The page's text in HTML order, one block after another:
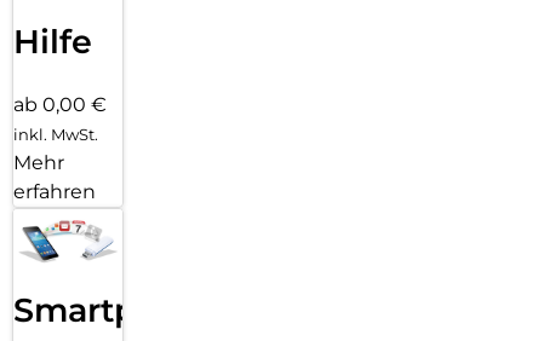
Hilfe
ab 0,00 €
inkl. MwSt.
Mehr
erfahren
Smartphone